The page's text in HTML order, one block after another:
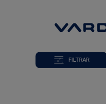
VENDE FILTRAR